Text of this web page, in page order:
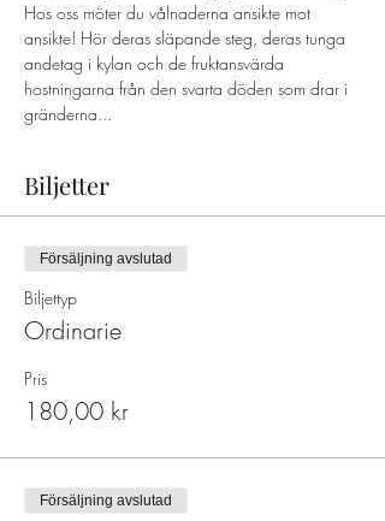
Hos oss möter du vålnaderna ansikte mot
ansikte! Hör deras släpande steg, deras tunga
andetag i kylan och de fruktansvärda
hostningarna från den svarta döden som drar i
gränderna...
Biljetter
Försäljning avslutad
Biljettyp
Ordinarie
Pris
180,00 kr
Försäljning avslutad